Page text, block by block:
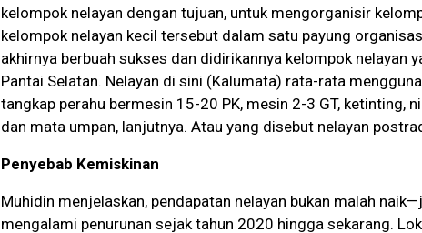
kelompok nelayan dengan tujuan, untuk mengorganisir
kelompok nelayan kecil tersebut dalam satu payung
akhirnya berbuah sukses dan didirikannya kelompok nelayan
Pantai Selatan. Nelayan di sini (Kalumata) rata-rata
tangkap perahu bermesin 15-20 PK, mesin 2-3 GT, ketinting,
dan mata umpan, lanjutnya. Atau yang disebut nelayan
Penyebab Kemiskinan
Muhidin menjelaskan, pendapatan nelayan bukan malah
mengalami penurunan sejak tahun 2020 hingga sekarang.